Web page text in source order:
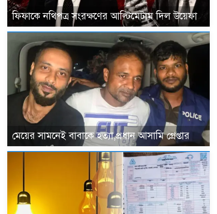
ফিফাকে নথিপত্র সংরক্ষণের আল্টিমেটাম দিল উয়েফা
মেয়ের সামনেই বাবাকে হত্যা,প্রধান আসামি গ্রেপ্তার